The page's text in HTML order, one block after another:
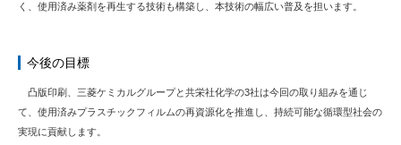
く、使用済み薬剤を再生する技術も構築し、本技術の幅広い普及を担います。
今後の目標
凸版印刷、三菱ケミカルグループと共栄社化学の3社は今回の取り組みを通じ
て、使用済みプラスチックフィルムの再資源化を推進し、持続可能な循環型社会の
実現に貢献します。